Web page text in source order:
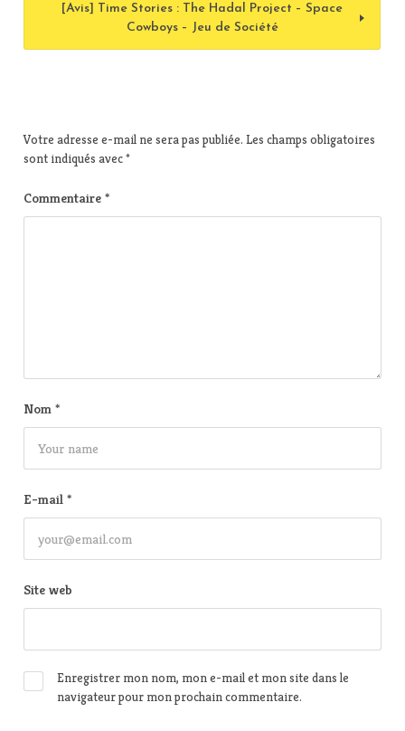
[Avis] Time Stories : The Hadal Project – Space
Cowboys – Jeu de Société
Votre adresse e-mail ne sera pas publiée. Les champs obligatoires
sont indiqués avec*
Commentaire *
Nom *
E-mail *
Site web
Enregistrer mon nom, mon e-mail et mon site dans le
navigateur pour mon prochain commentaire.